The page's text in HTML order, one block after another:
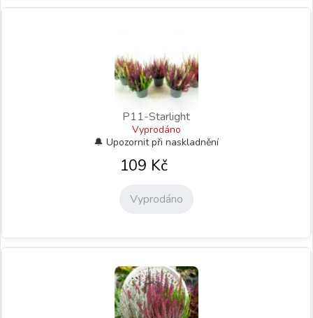
P11-Starlight
Vyprodáno
109 Kč
Vyprodáno